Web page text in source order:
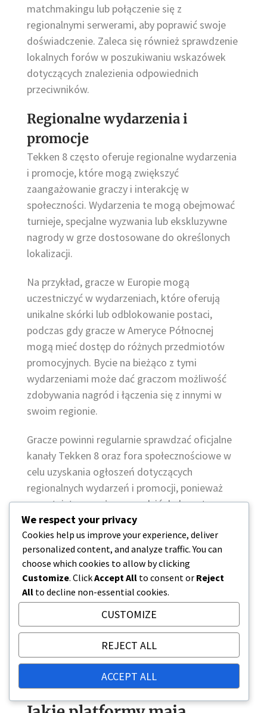
matchmakingu lub połączenie się z
regionalnymi serwerami, aby poprawić swoje
doświadczenie. Zaleca się również sprawdzenie
lokalnych forów w poszukiwaniu wskazówek
dotyczących znalezienia odpowiednich
przeciwników.
Regionalne wydarzenia i
promocje
Tekken 8 często oferuje regionalne wydarzenia
i promocje, które mogą zwiększyć
zaangażowanie graczy i interakcję w
społeczności. Wydarzenia te mogą obejmować
turnieje, specjalne wyzwania lub ekskluzywne
nagrody w grze dostosowane do określonych
lokalizacji.
Na przykład, gracze w Europie mogą
uczestniczyć w wydarzeniach, które oferują
unikalne skórki lub odblokowanie postaci,
podczas gdy gracze w Ameryce Północnej
mogą mieć dostęp do różnych przedmiotów
promocyjnych. Bycie na bieżąco z tymi
wydarzeniami może dać graczom możliwość
zdobywania nagród i łączenia się z innymi w
swoim regionie.
Gracze powinni regularnie sprawdzać oficjalne
kanały Tekken 8 oraz fora społecznościowe w
celu uzyskania ogłoszeń dotyczących
regionalnych wydarzeń i promocji, ponieważ
uczestnictwo może prowadzić do bogatszego
doświadczenia z gry i potencjalnych przewag
konkurencyjnych.
We respect your privacy
Cookies help us improve your experience, deliver
personalized content, and analyze traffic. You can
choose which cookies to allow by clicking
Customize. ClickAccept All to consent or Reject
All to decline non-essential cookies.
CUSTOMIZE
REJECT ALL
ACCEPT ALL